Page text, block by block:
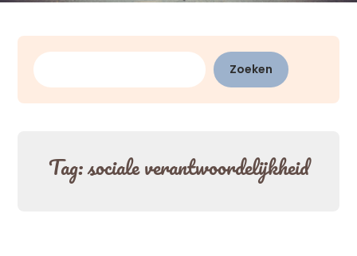
Zoeken
Zoeken
Tag:sociale verantwoordelijkheid